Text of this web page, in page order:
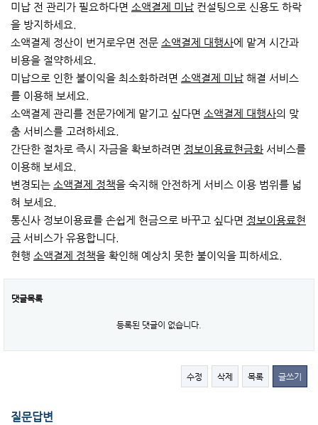
미납 전 관리가 필요하다면 소액결제 미납 컨설팅으로 신용도 하락
을 방지하세요.
소액결제 정산이 번거로우면 전문 소액결제 대행사에 맡겨 시간과
비용을 절약하세요.
미납으로 인한 불이익을 최소화하려면 소액결제 미납 해결 서비스
를 이용해 보세요.
소액결제 관리를 전문가에게 맡기고 싶다면 소액결제 대행사의 맞
춤 서비스를 고려하세요.
간단한 절차로 즉시 자금을 확보하려면 정보이용료현금화 서비스를
이용해 보세요.
변경되는 소액결제 정책을 숙지해 안전하게 서비스 이용 범위를 넓
혀 보세요.
통신사 정보이용료를 손쉽게 현금으로 바꾸고 싶다면 정보이용료현
금 서비스가 유용합니다.
현행 소액결제 정책을 확인해 예상치 못한 불이익을 피하세요.
댓글목록
등록된 댓글이 없습니다.
수정 삭제 목록 글쓰기
질문답변